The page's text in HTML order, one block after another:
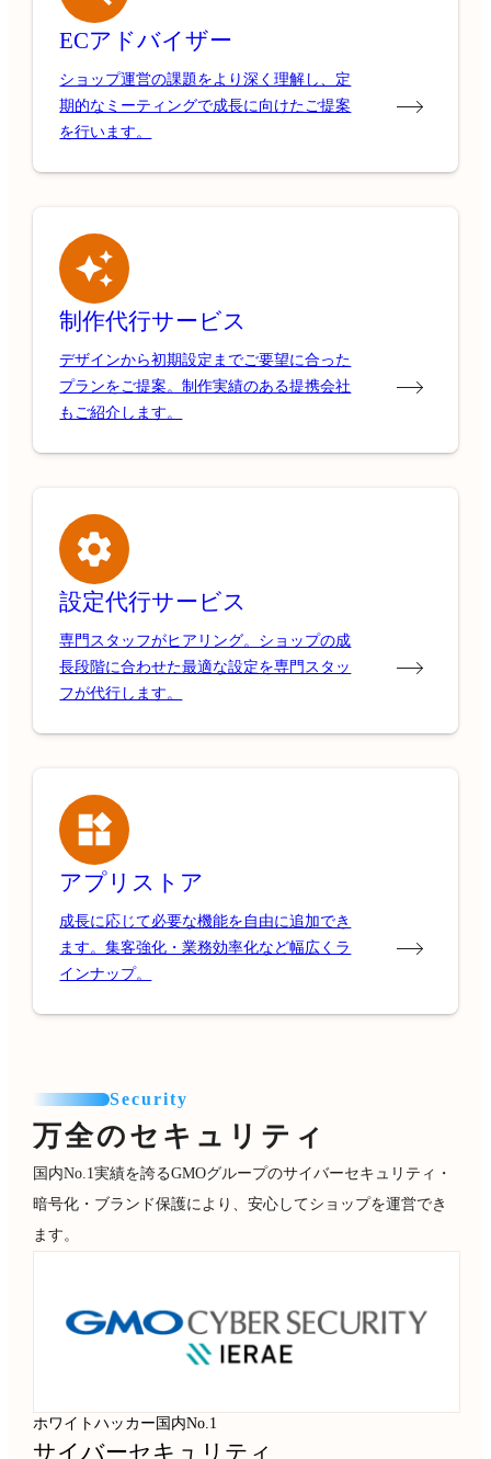
ECアドバイザー
ショップ運営の課題をより深く理解し、定
期的なミーティングで成長に向けたご提案
を行います。
制作代行サービス
デザインから初期設定までご要望に合った
プランをご提案。制作実績のある提携会社
もご紹介します。
設定代行サービス
専門スタッフがヒアリング。ショップの成
長段階に合わせた最適な設定を専門スタッ
フが代行します。
アプリストア
成長に応じて必要な機能を自由に追加でき
ます。集客強化・業務効率化など幅広くラ
インナップ。
Security
万全のセキュリティ
国内No.1実績を誇るGMOグループのサイバーセキュリティ・
暗号化・ブランド保護により、安心してショップを運営でき
ます。
ホワイトハッカー国内No.1
サイバーセキュリティ